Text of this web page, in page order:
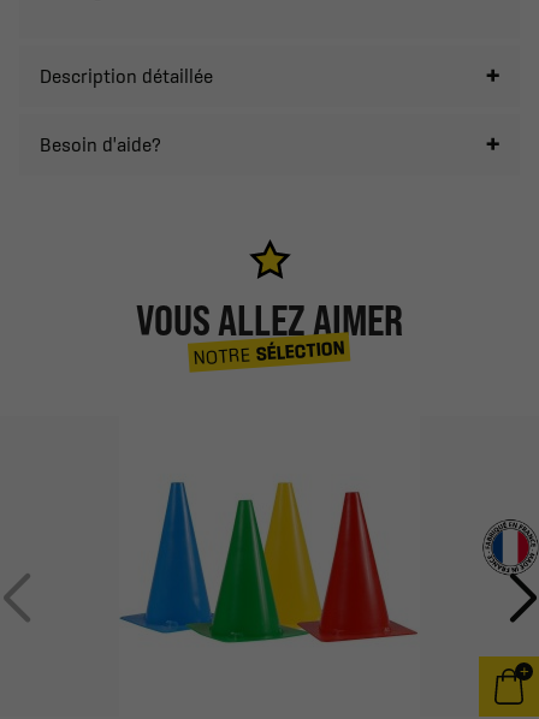
Description détaillée
Besoin d'aide?
VOUS ALLEZ AIMER
NOTRESÉLECTION